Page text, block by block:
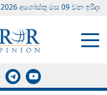
2026 අගෝස්‍තු මස 09 වන ඉරිදා